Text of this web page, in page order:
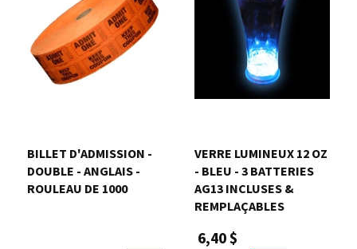
BILLET D'ADMISSION -
DOUBLE - ANGLAIS -
ROULEAU DE 1000
VERRE LUMINEUX 12 OZ
- BLEU - 3 BATTERIES
AG13 INCLUSES &
REMPLAÇABLES
6,40 $